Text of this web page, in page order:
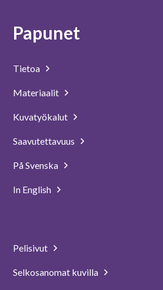
Papunet
Tietoa
Materiaalit
Kuvatyökalut
Saavutettavuus
På Svenska
In English
Pelisivut
Selkosanomat kuvilla